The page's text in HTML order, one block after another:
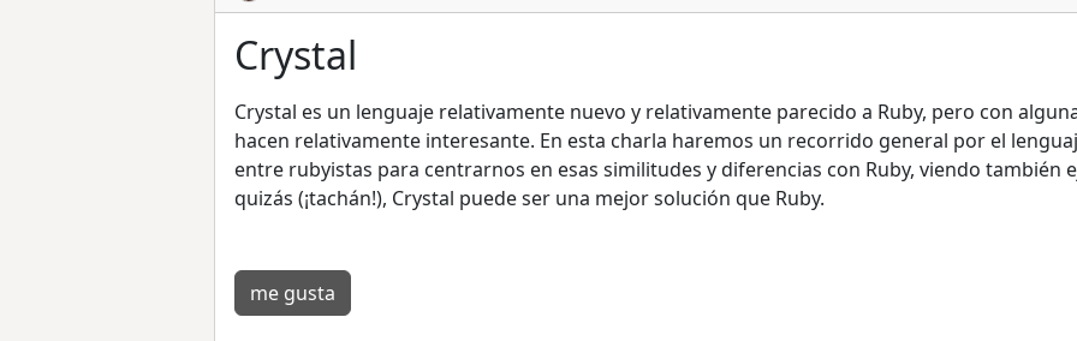
Crystal
Crystal es un lenguaje relativamente nuevo y relativamente parecido a Ruby, pero con
hacen relativamente interesante. En esta charla haremos un recorrido general por el
entre rubyistas para centrarnos en esas similitudes y diferencias con Ruby, viendo también
quizás (¡tachán!), Crystal puede ser una mejor solución que Ruby.
me gusta